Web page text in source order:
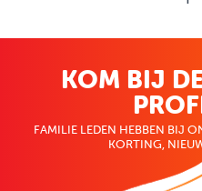
KOM BIJ
FAMILIE LEDEN HEBBEN BIJ
KORTING,